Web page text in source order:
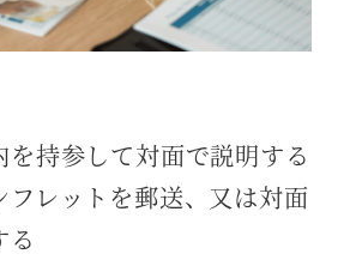
を持参して対面で説明する
フレットを郵送、又は対面
る